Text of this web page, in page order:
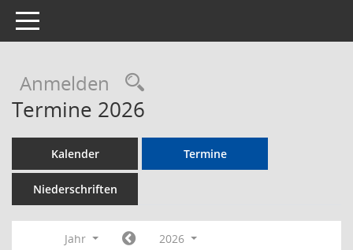
Toggle navigation
Anmelden Rechercheauswahl
Termine 2026
Kalender Termine
Niederschriften
Jahr 2026